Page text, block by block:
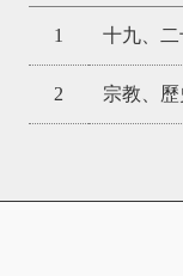
1 十九、
2 宗教、